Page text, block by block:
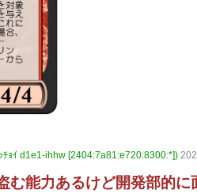
ｮｲ d1e1-ihhw [2404:7a81:e720:8300:*])
む能力あるけど開発部的に